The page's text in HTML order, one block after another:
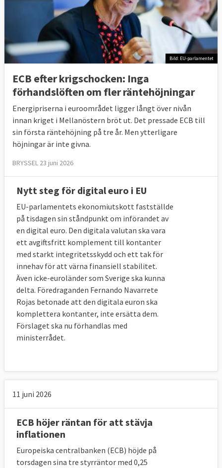
Bild: EU-parlamentet
ECB efter krigschocken: Inga
förhandslöften om fler räntehöjningar
Energipriserna i euroområdet ligger långt över nivån
innan kriget i Mellanöstern bröt ut. Det pressade ECB till
sin första räntehöjning på tre år. Men ytterligare
höjningar är inte givna.
BRYSSEL 23 juni 2026
Nytt steg för digital euro i EU
EU-parlamentets ekonomiutskott fastställde
på tisdagen sin ståndpunkt om införandet av
en digital euro. Den digitala valutan ska vara
ett avgiftsfritt komplement till kontanter
med starkt integritetsskydd och ett tak för
innehav för att värna finansiell stabilitet.
Även icke-euroländer som Sverige ska kunna
delta. Föredraganden Fernando Navarrete
Rojas betonade att den digitala euron ska
komplettera kontanter, inte ersätta dem.
Förslaget ska nu förhandlas med
ministerrådet.
11 juni 2026
ECB höjer räntan för att stävja
inflationen
Europeiska centralbanken (ECB) höjde på
torsdagen sina tre styrräntor med 0,25